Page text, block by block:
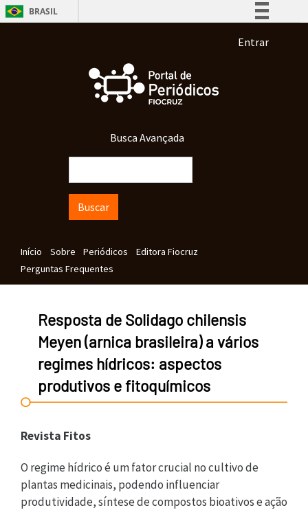
Pular para o conteúdo principal
BRASIL
Participe
Acesso à informação
Menu de
Entrar
Busca Avançada
Navegação principal
Início Sobre Periódicos
Editora Fiocruz
Perguntas Frequentes
Resposta de Solidago chilensis
Meyen (arnica brasileira) a vários
regimes hídricos: aspectos
produtivos e fitoquímicos
Revista Fitos
O regime hídrico é um fator crucial no cultivo de
plantas medicinais, podendo influenciar
produtividade, síntese de compostos bioativos e ação